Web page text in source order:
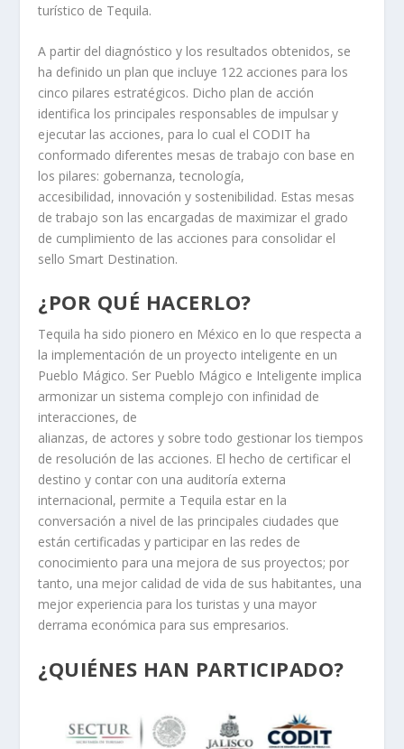
turístico de Tequila.
A partir del diagnóstico y los resultados obtenidos, se
ha definido un plan que incluye 122 acciones para los
cinco pilares estratégicos. Dicho plan de acción
identifica los principales responsables de impulsar y
ejecutar las acciones, para lo cual el CODIT ha
conformado diferentes mesas de trabajo con base en
los pilares: gobernanza, tecnología,
accesibilidad, innovación y sostenibilidad. Estas mesas
de trabajo son las encargadas de maximizar el grado
de cumplimiento de las acciones para consolidar el
sello Smart Destination.
¿POR QUÉ HACERLO?
Tequila ha sido pionero en México en lo que respecta a
la implementación de un proyecto inteligente en un
Pueblo Mágico. Ser Pueblo Mágico e Inteligente implica
armonizar un sistema complejo con infinidad de
interacciones, de
alianzas, de actores y sobre todo gestionar los tiempos
de resolución de las acciones. El hecho de certificar el
destino y contar con una auditoría externa
internacional, permite a Tequila estar en la
conversación a nivel de las principales ciudades que
están certificadas y participar en las redes de
conocimiento para una mejora de sus proyectos; por
tanto, una mejor calidad de vida de sus habitantes, una
mejor experiencia para los turistas y una mayor
derrama económica para sus empresarios.
¿QUIÉNES HAN PARTICIPADO?